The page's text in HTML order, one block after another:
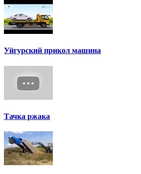
Уйгурский прикол машина
Тачка ржака